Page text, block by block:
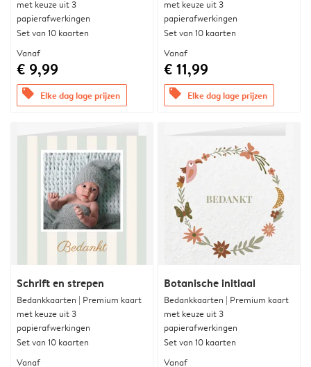
met keuze uit 3
papierafwerkingen
Set van 10 kaarten
Vanaf
€ 9,99
offers Elke dag lage prijzen
met keuze uit 3
papierafwerkingen
Set van 10 kaarten
Vanaf
€ 11,99
offers Elke dag lage prijzen
Schrift en strepen
Bedankkaarten | Premium kaart
met keuze uit 3
papierafwerkingen
Set van 10 kaarten
Vanaf
Botanische initiaal
Bedankkaarten | Premium kaart
met keuze uit 3
papierafwerkingen
Set van 10 kaarten
Vanaf